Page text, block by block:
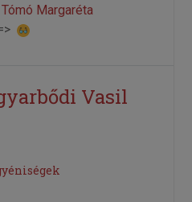
Tómó Margaréta
Vasil